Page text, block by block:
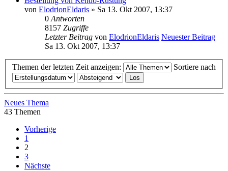
von ElodrionEldaris » Sa 13. Okt 2007, 13:37
0 Antworten
8157 Zugriffe
Letzter Beitrag von ElodrionEldaris Neuester Beitrag
Sa 13. Okt 2007, 13:37
Themen der letzten Zeit anzeigen: Sortiere nach
Neues Thema
43 Themen
Vorherige
1
2
3
Nächste